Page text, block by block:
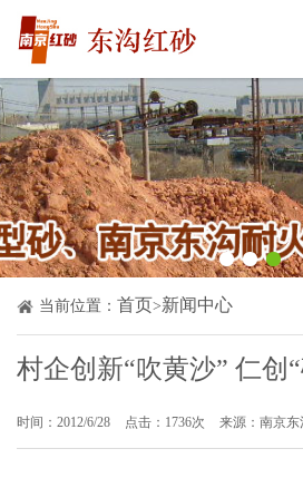
当前位置： 首页>新闻中心
村企创新“吹黄沙” 仁创
时间：2012/6/28 点击：1736次 来源：南京东